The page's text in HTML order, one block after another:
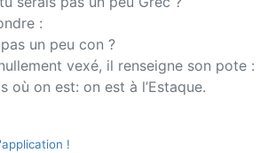
:
un peu con ?
vexé, il renseigne son pote :
où on est: on est à l’Estaque.
!